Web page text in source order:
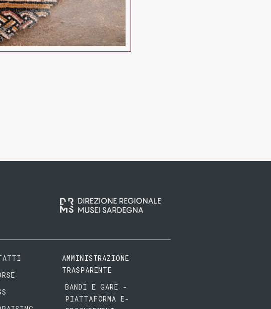
AMMINISTRAZIONE
TRASPARENTE
BANDI E GARE -
PIATTAFORMA E-